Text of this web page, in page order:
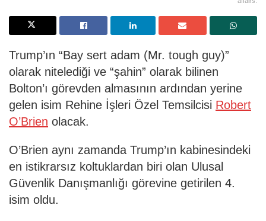
Trump’ın “Bay sert adam (Mr. tough guy)”
olarak nitelediği ve “şahin” olarak bilinen
Bolton’ı görevden almasının ardından yerine
gelen isim Rehine İşleri Özel Temsilcisi Robert
O’Brien olacak.
O’Brien aynı zamanda Trump’ın kabinesindeki
en istikrarsız koltuklardan biri olan Ulusal
Güvenlik Danışmanlığı görevine getirilen 4.
isim oldu.